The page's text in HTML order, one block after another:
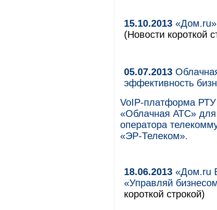
15.10.2013 «Дом.ru»
(Новости короткой
05.07.2013
эффективность
VoIP-платформа РТУ
«Облачная АТС» для
оператора
«ЭР-Телеком».
18.06.2013 «Дом.ru
«Управляй
короткой строкой)